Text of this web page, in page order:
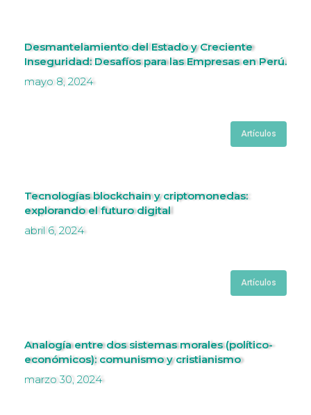
Desmantelamiento del Estado y Creciente
Inseguridad: Desafíos para las Empresas en Perú.
mayo 8, 2024
Artículos
Tecnologías blockchain y criptomonedas:
explorando el futuro digital
abril 6, 2024
Artículos
Analogía entre dos sistemas morales (político-
económicos): comunismo y cristianismo
marzo 30, 2024